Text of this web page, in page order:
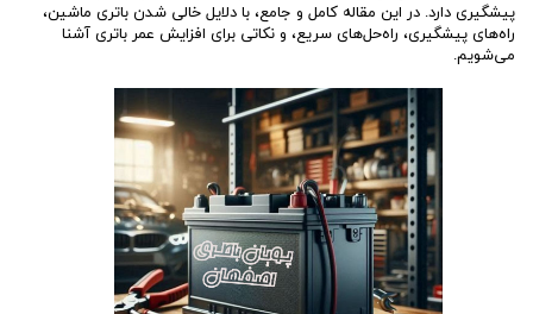
پیشگیری دارد. در این مقاله کامل و جامع، با دلایل خالی شدن باتری ماشین،
راه‌های پیشگیری، راه‌حل‌های سریع، و نکاتی برای افزایش عمر باتری آشنا
می‌شویم.